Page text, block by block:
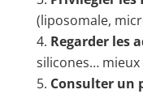
(liposomale,
Regarder les
silicones…
Consulter un